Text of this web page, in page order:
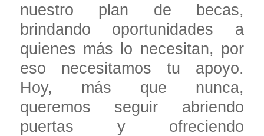
nuestro plan de becas,
brindando oportunidades a
quienes más lo necesitan, por
eso necesitamos tu apoyo.
Hoy, más que nunca,
queremos seguir abriendo
puertas y ofreciendo